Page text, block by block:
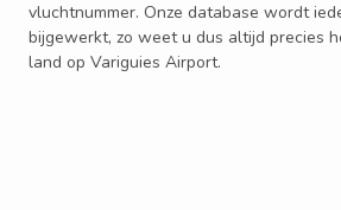
vluchtnummer. Onze database wordt
bijgewerkt, zo weet u dus altijd precies
land op Variguies Airport.